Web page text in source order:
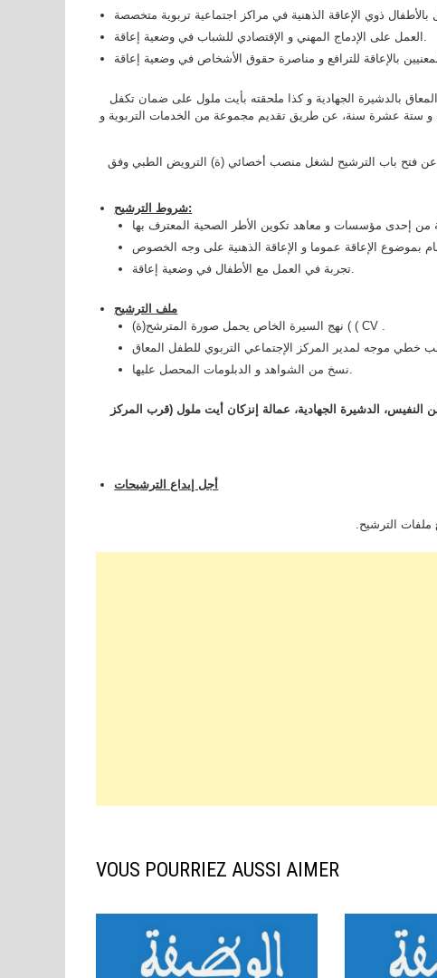
العمل على الإدماج المهني و الإقتصادي للشباب في وضعية إعاقة.
بالدشيرة الجهادية و كذا ملحقته بأيت ملول على ضمان تكفل
و ستة عشرة سنة، عن طريق تقديم مجموعة من الخدمات التربوية و
عن فتح باب الترشيح لشغل منصب أخصائي (ة) الترويض الطبي وفق
شروط الترشيح:
تجربة في العمل مع الأطفال في وضعية إعاقة.
ملف الترشيح
نهج السيرة الخاص يحمل صورة المترشح(ة) ( ( CV .
نسخ من الشواهد و الدبلومات المحصل عليها.
الدشيرة الجهادية، عمالة إنزكان أيت ملول (قرب المركز
أجل إيداع الترشيحات
ملفات الترشيح.
VOUS POURRIEZ AUSSI AIMER